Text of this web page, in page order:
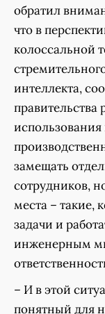
обратил
что в
колоссальной
интеллекта,
использования
замещать
сотрудников,
места – такие,
задачи и
инженерным
– И в этой
понятный для